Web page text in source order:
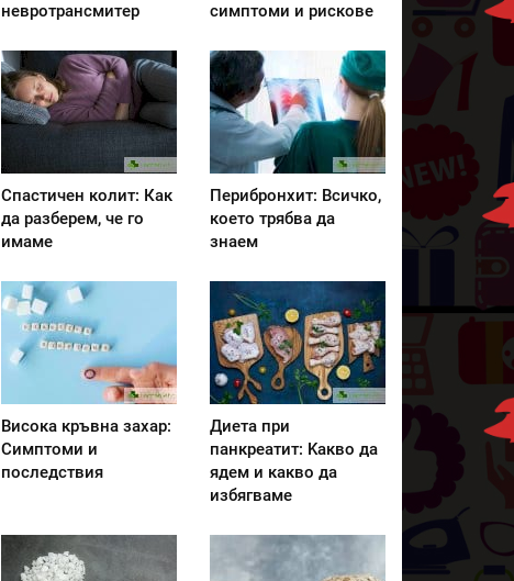
невротрансмитер
симптоми и рискове
Спастичен колит: Как
да разберем, че го
имаме
Перибронхит: Всичко,
което трябва да
знаем
Висока кръвна захар:
Симптоми и
последствия
Диета при
панкреатит: Kакво да
ядем и какво да
избягваме